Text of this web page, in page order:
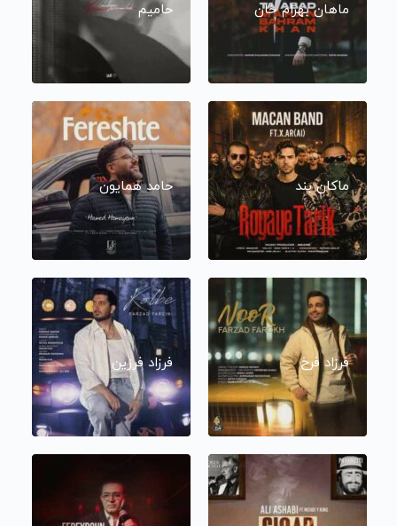
ماهان بهرام خان حامیم
ماکان بند حامد همایون
فرزاد فرخ فرزاد فرزین